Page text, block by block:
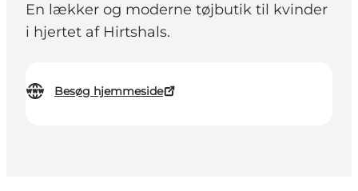
En lækker og moderne tøjbutik til kvinder
i hjertet af Hirtshals.
Besøg hjemmeside